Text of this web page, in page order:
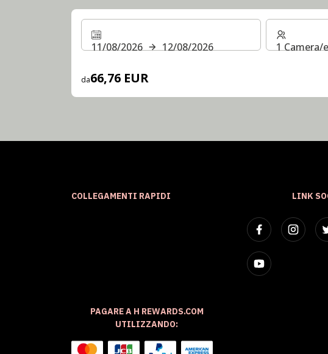
11/08/2026 12/08/2026
da66,76 EUR
1 Camera/
COLLEGAMENTI RAPIDI LINK
PAGARE A H REWARDS.COM
UTILIZZANDO: